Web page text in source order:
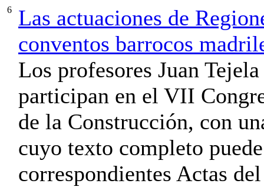
6
Las actuaciones de
conventos barrocos
Los profesores Juan
participan en el VII
de la Construcción, con
cuyo texto completo
correspondientes Actas